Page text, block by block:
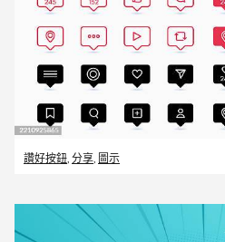
讚好按鈕, 分享, 圖示